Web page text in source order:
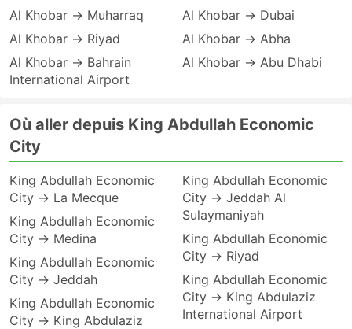
Al Khobar → Muharraq
Al Khobar → Riyad
Al Khobar → Bahrain
International Airport
Al Khobar → Dubai
Al Khobar → Abha
Al Khobar → Abu Dhabi
Où aller depuis King Abdullah Economic
City
King Abdullah Economic
City → La Mecque
King Abdullah Economic
City → Medina
King Abdullah Economic
City → Jeddah
King Abdullah Economic
City → King Abdulaziz
King Abdullah Economic
City → Jeddah Al
Sulaymaniyah
King Abdullah Economic
City → Riyad
King Abdullah Economic
City → King Abdulaziz
International Airport